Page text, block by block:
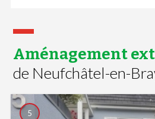
Aménagement
de Neufchâtel-en-
5